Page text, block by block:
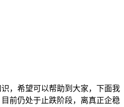
，希望可以帮助到大家，下面我
前仍处于止跌阶段，离真正企稳